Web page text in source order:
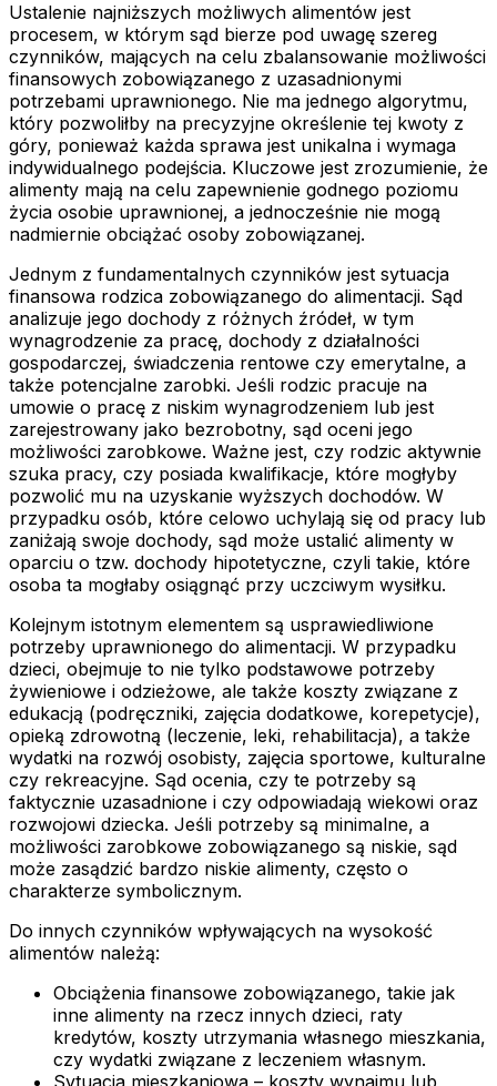
Ustalenie najniższych możliwych alimentów jest
procesem, w którym sąd bierze pod uwagę szereg
czynników, mających na celu zbalansowanie możliwości
finansowych zobowiązanego z uzasadnionymi
potrzebami uprawnionego. Nie ma jednego algorytmu,
który pozwoliłby na precyzyjne określenie tej kwoty z
góry, ponieważ każda sprawa jest unikalna i wymaga
indywidualnego podejścia. Kluczowe jest zrozumienie, że
alimenty mają na celu zapewnienie godnego poziomu
życia osobie uprawnionej, a jednocześnie nie mogą
nadmiernie obciążać osoby zobowiązanej.
Jednym z fundamentalnych czynników jest sytuacja
finansowa rodzica zobowiązanego do alimentacji. Sąd
analizuje jego dochody z różnych źródeł, w tym
wynagrodzenie za pracę, dochody z działalności
gospodarczej, świadczenia rentowe czy emerytalne, a
także potencjalne zarobki. Jeśli rodzic pracuje na
umowie o pracę z niskim wynagrodzeniem lub jest
zarejestrowany jako bezrobotny, sąd oceni jego
możliwości zarobkowe. Ważne jest, czy rodzic aktywnie
szuka pracy, czy posiada kwalifikacje, które mogłyby
pozwolić mu na uzyskanie wyższych dochodów. W
przypadku osób, które celowo uchylają się od pracy lub
zaniżają swoje dochody, sąd może ustalić alimenty w
oparciu o tzw. dochody hipotetyczne, czyli takie, które
osoba ta mogłaby osiągnąć przy uczciwym wysiłku.
Kolejnym istotnym elementem są usprawiedliwione
potrzeby uprawnionego do alimentacji. W przypadku
dzieci, obejmuje to nie tylko podstawowe potrzeby
żywieniowe i odzieżowe, ale także koszty związane z
edukacją (podręczniki, zajęcia dodatkowe, korepetycje),
opieką zdrowotną (leczenie, leki, rehabilitacja), a także
wydatki na rozwój osobisty, zajęcia sportowe, kulturalne
czy rekreacyjne. Sąd ocenia, czy te potrzeby są
faktycznie uzasadnione i czy odpowiadają wiekowi oraz
rozwojowi dziecka. Jeśli potrzeby są minimalne, a
możliwości zarobkowe zobowiązanego są niskie, sąd
może zasądzić bardzo niskie alimenty, często o
charakterze symbolicznym.
Do innych czynników wpływających na wysokość
alimentów należą:
Obciążenia finansowe zobowiązanego, takie jak
inne alimenty na rzecz innych dzieci, raty
kredytów, koszty utrzymania własnego mieszkania,
czy wydatki związane z leczeniem własnym.